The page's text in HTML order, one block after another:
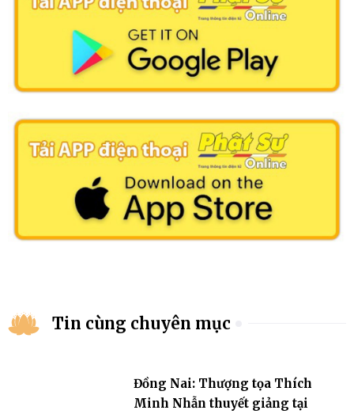
Tin cùng chuyên mục
Đồng Nai: Thượng tọa Thích
Minh Nhẫn thuyết giảng tại